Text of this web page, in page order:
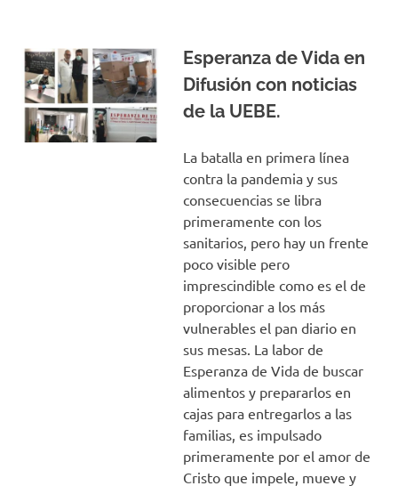
Esperanza de Vida en
Difusión con noticias
de la UEBE.
La batalla en primera línea
contra la pandemia y sus
consecuencias se libra
primeramente con los
sanitarios, pero hay un frente
poco visible pero
imprescindible como es el de
proporcionar a los más
vulnerables el pan diario en
sus mesas. La labor de
Esperanza de Vida de buscar
alimentos y prepararlos en
cajas para entregarlos a las
familias, es impulsado
primeramente por el amor de
Cristo que impele, mueve y